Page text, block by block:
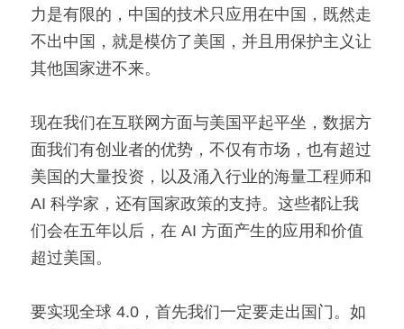
力是有限的，中国的技术只应用在中国，既然走
不出中国，就是模仿了美国，并且用保护主义让
其他国家进不来。
现在我们在互联网方面与美国平起平坐，数据方
面我们有创业者的优势，不仅有市场，也有超过
美国的大量投资，以及涌入行业的海量工程师和
AI 科学家，还有国家政策的支持。这些都让我
们会在五年以后，在 AI 方面产生的应用和价值
超过美国。
要实现全球 4.0，首先我们一定要走出国门。如